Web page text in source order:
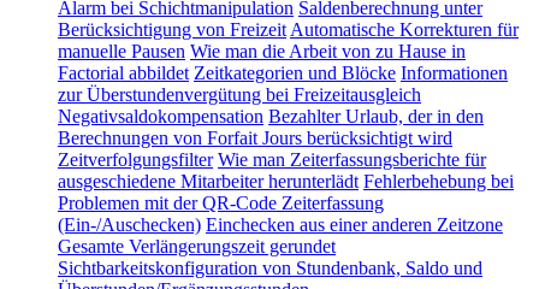
Alarm bei Schichtmanipulation Saldenberechnung unter
Berücksichtigung von Freizeit Automatische Korrekturen für
manuelle Pausen Wie man die Arbeit von zu Hause in
Factorial abbildet Zeitkategorien und Blöcke Informationen
zur Überstundenvergütung bei Freizeitausgleich
Negativsaldokompensation Bezahlter Urlaub, der in den
Berechnungen von Forfait Jours berücksichtigt wird
Zeitverfolgungsfilter Wie man Zeiterfassungsberichte für
ausgeschiedene Mitarbeiter herunterlädt Fehlerbehebung bei
Problemen mit der QR-Code Zeiterfassung
(Ein-/Auschecken) Einchecken aus einer anderen Zeitzone
Gesamte Verlängerungszeit gerundet
Sichtbarkeitskonfiguration von Stundenbank, Saldo und